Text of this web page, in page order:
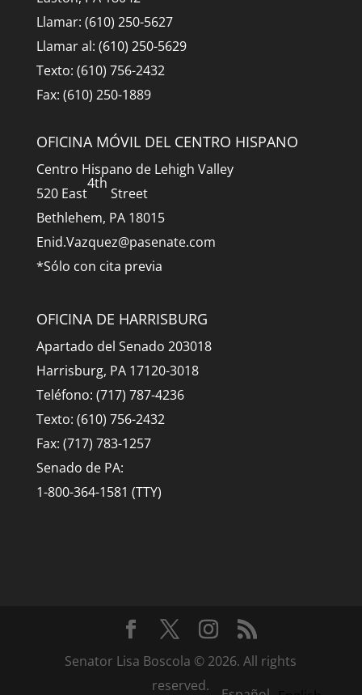
Llamar: (610) 250-5627
Llamar al: (610) 250-5629
Texto: (610) 756-2432
Fax: (610) 250-1889
OFICINA MÓVIL DEL CENTRO HISPANO
Centro Hispano de Lehigh Valley
520 East
4th
Street
Bethlehem, PA 18015
Enid.Vazquez@pasenate.com
*Sólo con cita previa
OFICINA DE HARRISBURG
Apartado del Senado 203018
Harrisburg, PA 17120-3018
Teléfono: (717) 787-4236
Texto: (610) 756-2432
Fax: (717) 783-1257
Senado de PA:
1-800-364-1581 (TTY)
Senator Lisa Boscola © 2026. All rights
reserved.